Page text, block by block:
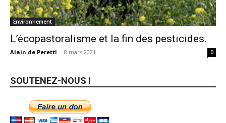
Environnement
L’écopastoralisme et la fin des pesticides.
Alain de Peretti - 8 mars 2021 0
SOUTENEZ-NOUS !